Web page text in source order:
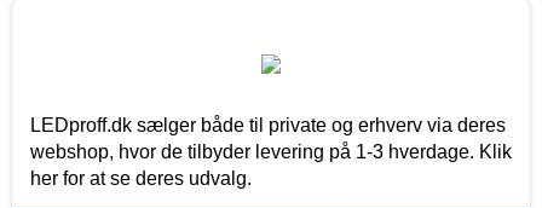
LEDproff.dk sælger både til private og erhverv via deres
webshop, hvor de tilbyder levering på 1-3 hverdage. Klik
her for at se deres udvalg.